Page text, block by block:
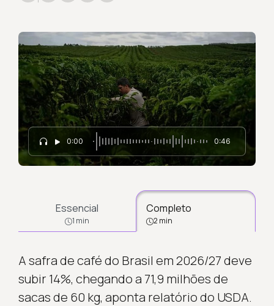
0:00 0:46
Essencial
1 min
Completo
2 min
A safra de café do Brasil em 2026/27 deve
subir 14%, chegando a 71,9 milhões de
sacas de 60 kg, aponta relatório do USDA.